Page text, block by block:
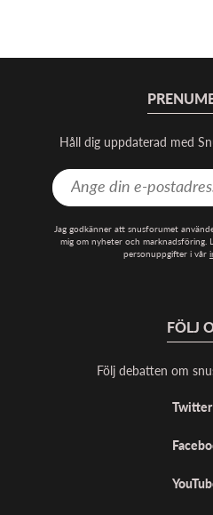
Håll dig uppdaterad med
Jag godkänner att snusforumet
mig om nyheter och marknadsföring.
personuppgifter i vår
FÖLJ
Följ debatten om
Twitter